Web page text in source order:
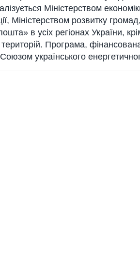
Міністерством
Міністерством розвитку
в усіх регіонах України,
Програма,
українського